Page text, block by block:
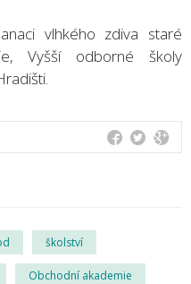
vlhkého zdiva staré
Vyšší odborné školy
školství
Obchodní akademie